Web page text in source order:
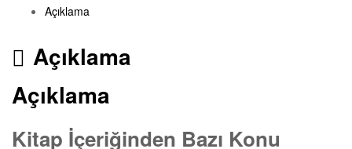
Açıklama
Açıklama
Açıklama
Kitap İçeriğinden Bazı Konu